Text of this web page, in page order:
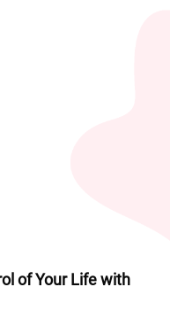
of Your Life with